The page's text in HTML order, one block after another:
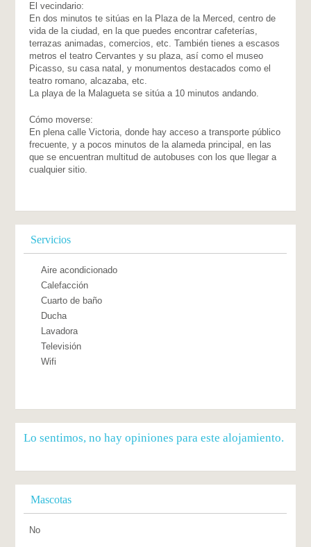
El vecindario:
En dos minutos te sitúas en la Plaza de la Merced, centro de
vida de la ciudad, en la que puedes encontrar cafeterías,
terrazas animadas, comercios, etc. También tienes a escasos
metros el teatro Cervantes y su plaza, así como el museo
Picasso, su casa natal, y monumentos destacados como el
teatro romano, alcazaba, etc.
La playa de la Malagueta se sitúa a 10 minutos andando.
Cómo moverse:
En plena calle Victoria, donde hay acceso a transporte público
frecuente, y a pocos minutos de la alameda principal, en las
que se encuentran multitud de autobuses con los que llegar a
cualquier sitio.
Servicios
Aire acondicionado
Calefacción
Cuarto de baño
Ducha
Lavadora
Televisión
Wifi
Lo sentimos, no hay opiniones para este alojamiento.
Mascotas
No